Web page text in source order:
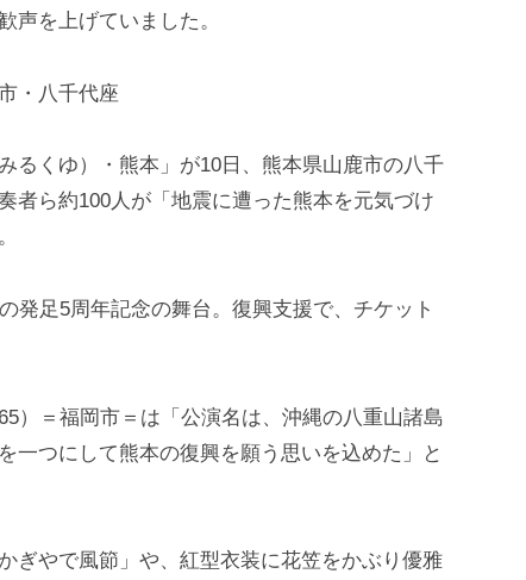
声を上げていました。
・八千代座
るくゆ）・熊本」が10日、熊本県山鹿市の八千
者ら約100人が「地震に遭った熊本を元気づけ
発足5周年記念の舞台。復興支援で、チケット
）＝福岡市＝は「公演名は、沖縄の八重山諸島
一つにして熊本の復興を願う思いを込めた」と
ぎやで風節」や、紅型衣装に花笠をかぶり優雅